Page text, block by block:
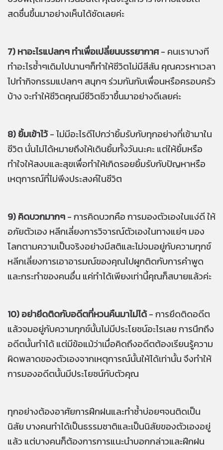
สดชื่นขึ้นมาอย่างเห็นได้ชัดเลยค่ะ
7) หาอะไรแปลกๆ ทำเพื่อเปลี่ยนบรรยากาศ- คนเราบางที
ทำอะไรซ้ำๆเดิมไปนานๆก็ทำให้ชีวิตไม่มีสีสัน คุณควรหาเวลา
ไปทำกิจกรรมแปลกๆ สนุกๆ ร่วมกันกับเพื่อนหรือครอบครัว
บ้าง จะทำให้ชีวิตคุณมีชีวิตชีวาขึ้นมาอย่างดีเลยค่ะ
8) ยิ้มเข้าไว้- ไม่มีอะไรดีไปกว่ายิ้มรับกับทุกอย่างที่เข้ามาใน
ชีวิต นั่นไม่ได้หมายถึงให้เดินยิ้มทั้งวันนะคะ แต่ให้ยิ้มหรือ
ทำใจให้สงบและสุขเพื่อทำให้เกิดรอยยิ้มรับกับปัญหาหรือ
เหตุการณ์ที่ไม่พึงประสงค์ในชีวิต
9) คิดบวกมากๆ- การคิดบวกคือ การมองตัวเองในแง่ดี ให้
อภัยตัวเอง หลีกเลี่ยงการวิจารณ์ตัวเองในทางแย่ๆ มอง
โลกตามความเป็นจริงอย่างมีสติและไม่จมอยู่กับความทุกข์
หลีกเลี่ยงการเอาอารมณ์ของคุณไปผูกติดกับการคำพูด
และกระทำของคนอื่น แค่ทำได้เพียงเท่านี้คุณก็สบายแล้วค่ะ
10) อย่ายึดติดกับอดีตที่หวนคืนมาไม่ได้- การยึดติดอดีต
แล้วจมอยู่กับความทุกข์นั้นไม่มีประโยชน์อะไรเลย การนึกถึง
อดีตนั้นทำได้ แต่มีข้อแม้ว่าเมื่อคิดถึงอดีตต้องเรียนรู้ความ
ผิดพลาดของตัวเองจากเหตุการณ์นั้นให้ได้เท่านั้น จึงทำให้
การมองอดีตนั้นมีประโยชน์กับตัวคุณ
ทุกอย่างต้องอาศัยการฝึกฝนและทำซ้ำบ่อยๆจนติดเป็น
นิสัย บางคนทำได้เป็นธรรมชาติและเป็นนิสัยของตัวเองอยู่
แล้ว แต่บางคนก็ต้องการการแนะนำบอกกล่าวและฝึกฝน